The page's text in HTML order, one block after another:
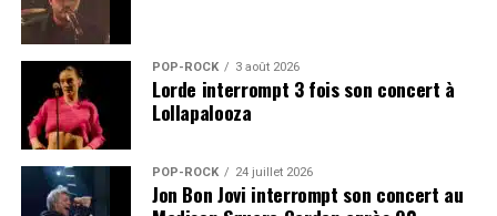
POP-ROCK 3 août 2026
Lorde interrompt 3 fois son concert à
Lollapalooza
POP-ROCK 24 juillet 2026
Jon Bon Jovi interrompt son concert au